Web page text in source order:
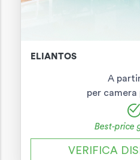
ELIANTOS
A
per
Best-price
VERIFICA